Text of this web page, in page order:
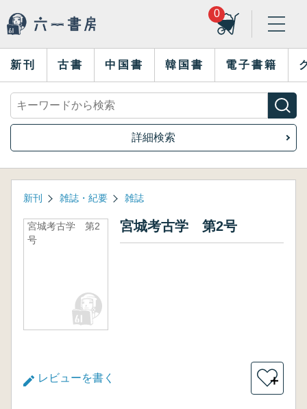
0
新刊 古書 中国書 韓国書 電子書籍
詳細検索
新刊 雑誌・紀要 雑誌
宮城考古学 第2
号
宮城考古学 第2号
レビューを書く ＋